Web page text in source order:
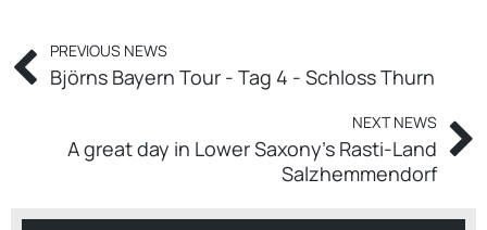
PREVIOUS NEWS
Björns Bayern Tour - Tag 4 - Schloss Thurn
NEXT NEWS
A great day in Lower Saxony's Rasti-Land
Salzhemmendorf